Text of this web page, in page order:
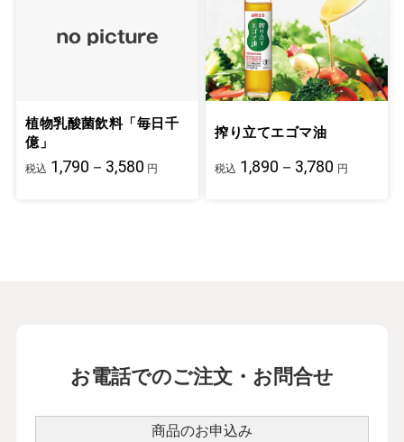
植物乳酸菌飲料「毎日千
億」
税込 1,790－3,580 円
搾り立てエゴマ油
税込 1,890－3,780 円
お電話でのご注文・お問合せ
商品のお申込み